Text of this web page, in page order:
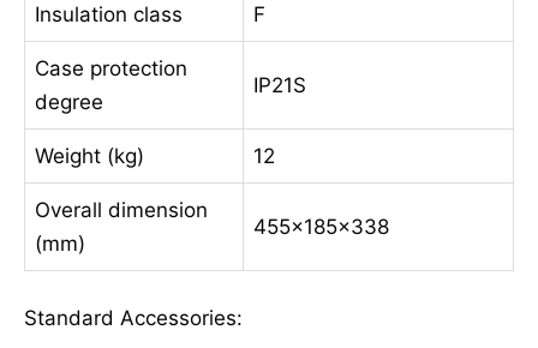
Insulation class F
Case protection
degree
IP21S
Weight (kg) 12
Overall dimension
(mm)
455x185x338
Standard Accessories: